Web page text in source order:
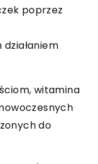
poprzez
witamina
do